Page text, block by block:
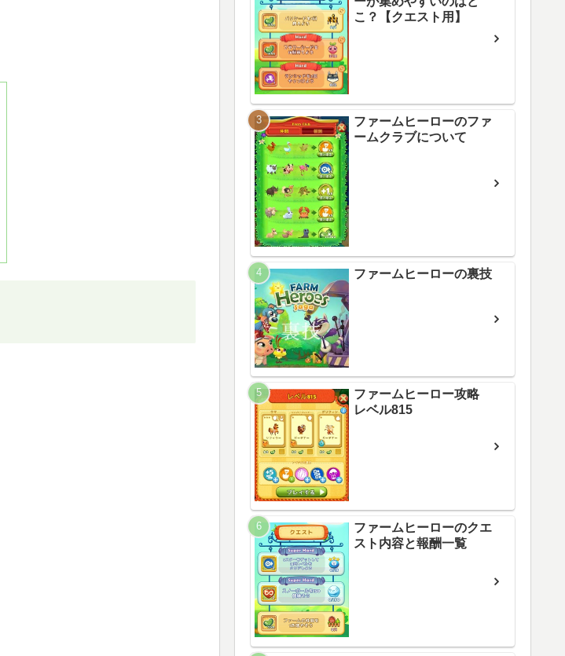
こ？【クエスト用】
ファームヒーローのファ
ームクラブについて
ファームヒーローの裏技
ファームヒーロー攻略
レベル815
ファームヒーローのクエ
スト内容と報酬一覧